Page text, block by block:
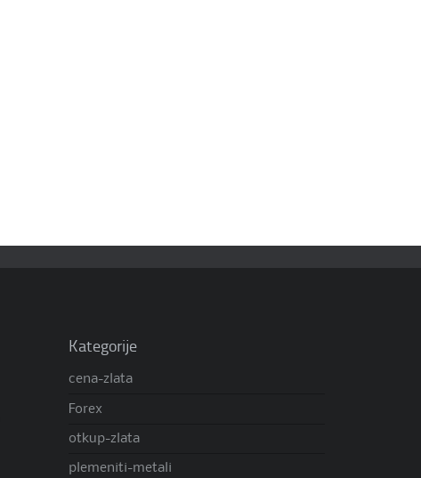
Kategorije
cena-zlata
Forex
otkup-zlata
plemeniti-metali